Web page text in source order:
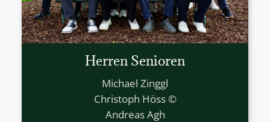
Herren Senioren
Michael Zinggl
Christoph Höss ©
Andreas Agh